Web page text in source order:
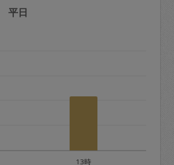
週定期は月1回までキャ
ません。それ以上はキ
平日
13時